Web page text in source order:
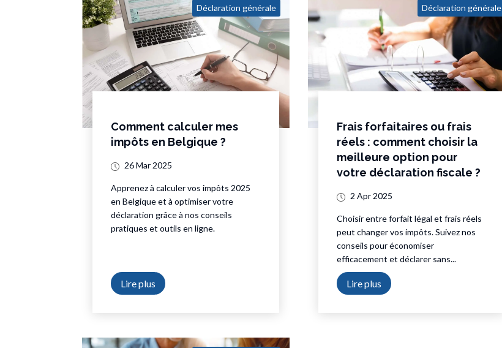
Déclaration générale
Comment calculer mes
impôts en Belgique ?
26 Mar 2025
Apprenez à calculer vos impôts 2025
en Belgique et à optimiser votre
déclaration grâce à nos conseils
pratiques et outils en ligne.
Lire plus
Déclaration générale
Frais forfaitaires ou frais
réels : comment choisir la
meilleure option pour
votre déclaration fiscale ?
2 Apr 2025
Choisir entre forfait légal et frais réels
peut changer vos impôts. Suivez nos
conseils pour économiser
efficacement et déclarer sans...
Lire plus